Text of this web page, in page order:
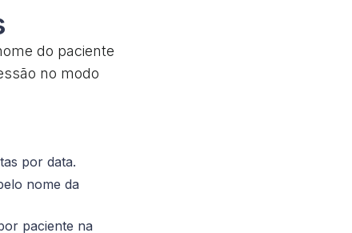
do paciente
no modo
por data.
nome da
paciente na